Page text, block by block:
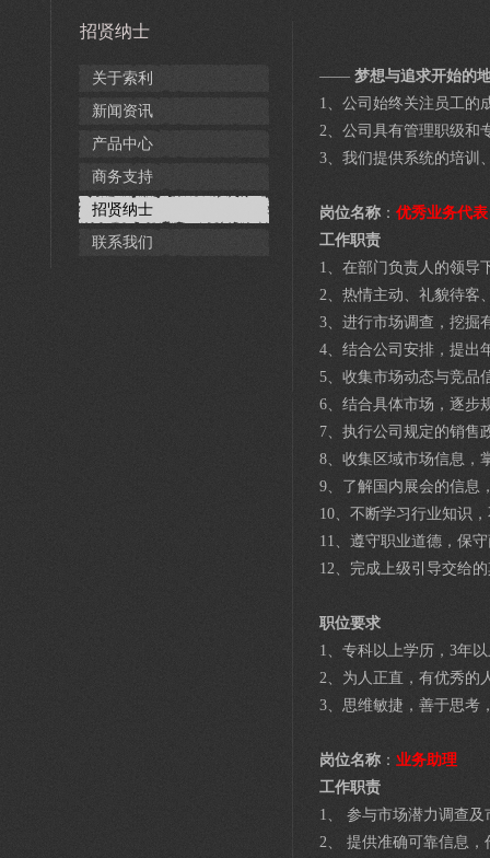
招贤纳士
关于索利
新闻资讯
产品中心
商务支持
招贤纳士
联系我们
—— 梦想与追求开始的
1、公司始终关注员工的
2、公司具有管理职级和
3、我们提供系统的培
岗位名称 ： 优秀业务代表
工作职责
1、在部门负责人的领导
2、热情主动、礼貌待客
3、进行市场调查，挖掘
4、结合公司安排，提出
5、收集市场动态与竞品
6、结合具体市场，逐步
7、执行公司规定的销售
8、收集区域市场信息，
9、了解国内展会的信息
10、不断学习行业知识
11、遵守职业道德，保
12、完成上级引导交给
职位要求
1、专科以上学历，3年
2、为人正直，有优秀的
3、思维敏捷，善于思考
岗位名称 ： 业务助理
工作职责
1、 参与市场潜力调查
2、 提供准确可靠信息